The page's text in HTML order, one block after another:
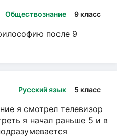
Обществознание 9 класс
после 9
Русский язык 5 класс
я смотрел телевизор
я начал раньше 5 и в